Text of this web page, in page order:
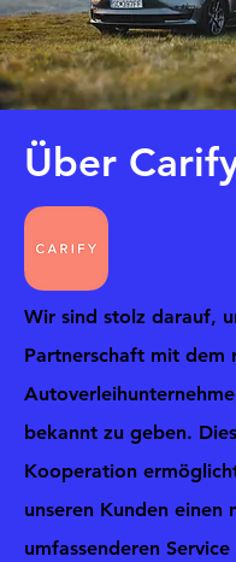
Über
Wir sind stolz darauf,
Partnerschaft mit dem
bekannt zu geben.
Kooperation
unseren Kunden einen
umfassenderen